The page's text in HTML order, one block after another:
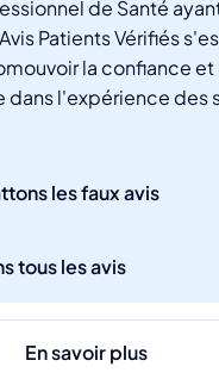
de Santé
Patients Vérifiés
la confiance et
dans l'expérience des
les faux avis
tous les avis
En savoir plus